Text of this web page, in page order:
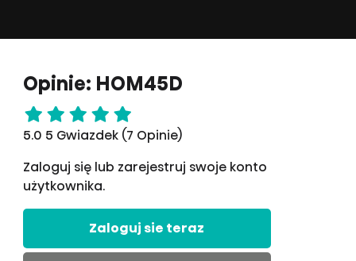
Opinie: HOM45D
5.0 5 Gwiazdek (7 Opinie)
Zaloguj się lub zarejestruj swoje konto
użytkownika.
Zaloguj sie teraz